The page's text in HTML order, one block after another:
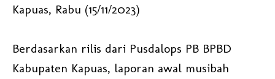
Kapuas, Rabu (15/11/2023)
Berdasarkan rilis dari Pusdalops PB BPBD
Kabupaten Kapuas, laporan awal musibah